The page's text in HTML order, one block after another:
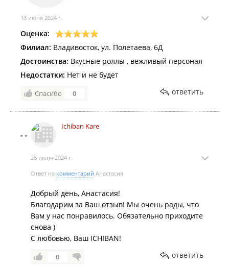
13 июня 2024 г.
Оценка:
Филиал: Владивосток, ул. Полетаева, 6Д
Достоинства: Вкусные роллы , вежливый персонал
Недостатки: Нет и не будет
Спасибо 0 ответить
Ichiban Kare
25 июня 2024 г.
Ответ на комментарий Анастасия
Добрый день, Анастасия!
Благодарим за Ваш отзыв! Мы очень рады, что
Вам у нас понравилось. Обязательно приходите
снова )
С любовью, Ваш ICHIBAN!
0 ответить